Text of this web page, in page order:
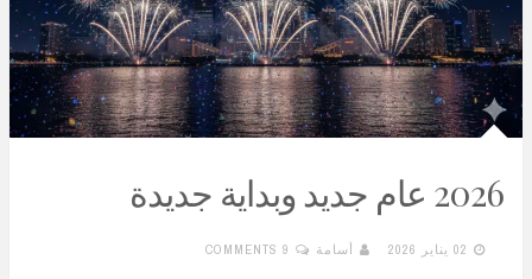
2026 عام جديد وبداية جديدة
02 يناير 2026 أسامة 9 COMMENTS